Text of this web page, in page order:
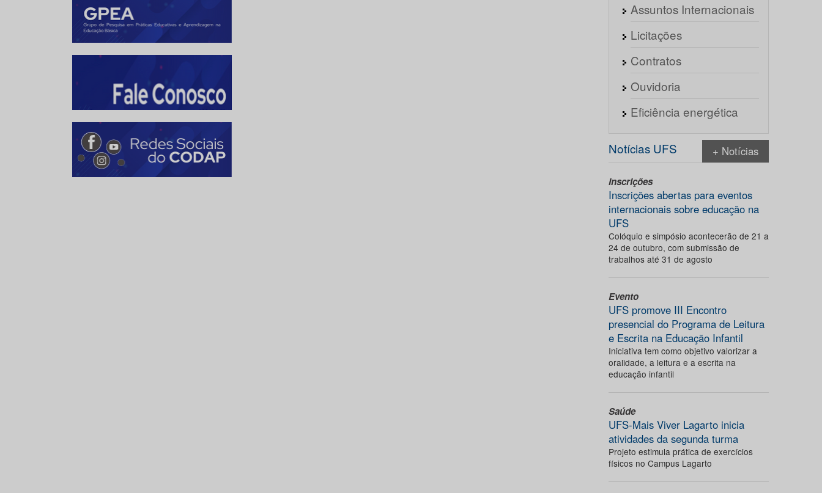
Assuntos Internacionais
Licitações
Contratos
Ouvidoria
Eficiência energética
Notícias UFS + Notícias
Inscrições
Inscrições abertas para eventos
internacionais sobre educação na
UFS
Colóquio e simpósio acontecerão de 21 a
24 de outubro, com submissão de
trabalhos até 31 de agosto
Evento
UFS promove III Encontro
presencial do Programa de Leitura
e Escrita na Educação Infantil
Iniciativa tem como objetivo valorizar a
oralidade, a leitura e a escrita na
educação infantil
Saúde
UFS-Mais Viver Lagarto inicia
atividades da segunda turma
Projeto estimula prática de exercícios
físicos no Campus Lagarto